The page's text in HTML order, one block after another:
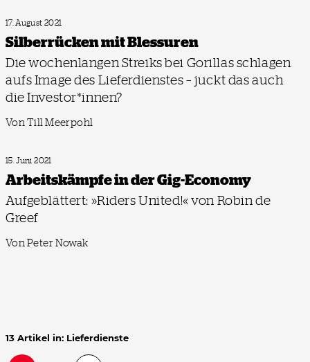
17. August 2021
Silberrücken mit Blessuren
Die wochenlangen Streiks bei Gorillas schlagen
aufs Image des Lieferdienstes – juckt das auch
die Investor*innen?
Von Till Meerpohl
15. Juni 2021
Arbeitskämpfe in der Gig-Economy
Aufgeblättert: »Riders United!« von Robin de
Greef
Von Peter Nowak
13 Artikel in: Lieferdienste